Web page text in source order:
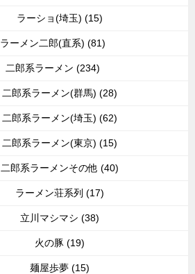
ラーショ(埼玉) (15)
ラーメン二郎(直系) (81)
二郎系ラーメン (234)
二郎系ラーメン(群馬) (28)
二郎系ラーメン(埼玉) (62)
二郎系ラーメン(東京) (15)
二郎系ラーメンその他 (40)
ラーメン荘系列 (17)
立川マシマシ (38)
火の豚 (19)
麺屋歩夢 (15)